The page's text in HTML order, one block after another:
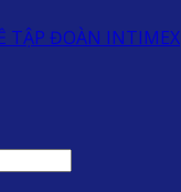
TẬP ĐOÀN INTIMEX